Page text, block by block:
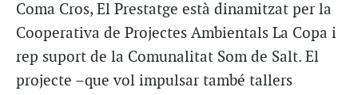
Coma Cros, El Prestatge està dinamitzat per la
Cooperativa de Projectes Ambientals La Copa i
rep suport de la Comunalitat Som de Salt. El
projecte –que vol impulsar també tallers